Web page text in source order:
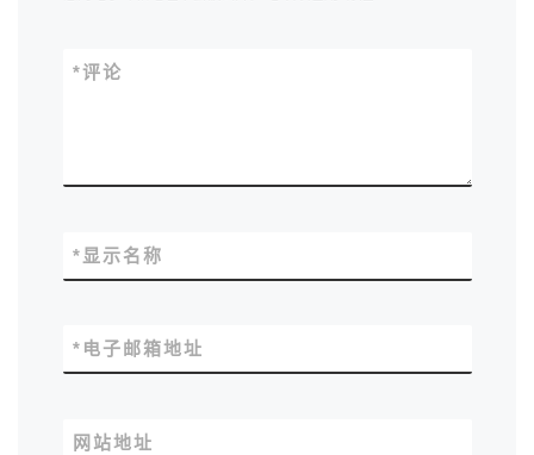
评论
*
显示名称
*
电子邮箱地址
*
网站地址